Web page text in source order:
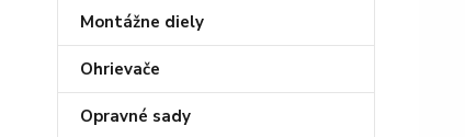
Montážne diely
Ohrievače
Opravné sady